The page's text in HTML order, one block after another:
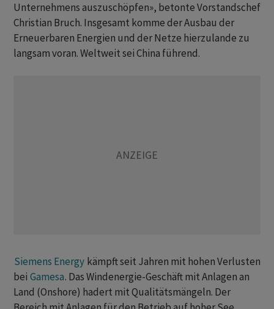
Unternehmens auszuschöpfen», betonte Vorstandschef
Christian Bruch. Insgesamt komme der Ausbau der
Erneuerbaren Energien und der Netze hierzulande zu
langsam voran. Weltweit sei China führend.
Siemens Energy kämpft seit Jahren mit hohen Verlusten
bei Gamesa. Das Windenergie-Geschäft mit Anlagen an
Land (Onshore) hadert mit Qualitätsmängeln. Der